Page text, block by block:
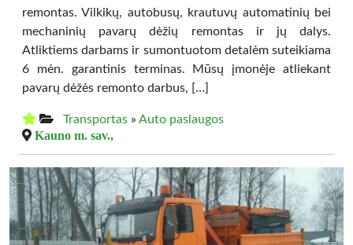
remontas. Vilkikų, autobusų, krautuvų automatinių bei
mechaninių pavarų dėžių remontas ir jų dalys.
Atliktiems darbams ir sumontuotom detalėm suteikiama
6 mėn. garantinis terminas. Mūsų įmonėje atliekant
pavarų dėžės remonto darbus, […]
Transportas » Auto paslaugos
Kauno m. sav.,